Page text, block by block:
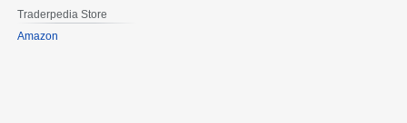
Traderpedia Store
Amazon